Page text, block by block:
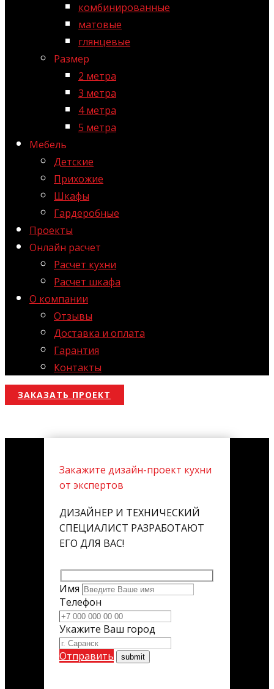
комбинированные
матовые
глянцевые
Размер
2 метра
3 метра
4 метра
5 метра
Мебель
Детские
Прихожие
Шкафы
Гардеробные
Проекты
Онлайн расчет
Расчет кухни
Расчет шкафа
О компании
Отзывы
Доставка и оплата
Гарантия
Контакты
ЗАКАЗАТЬ ПРОЕКТ
Закажите дизайн-проект кухни
от экспертов
ДИЗАЙНЕР И ТЕХНИЧЕСКИЙ
СПЕЦИАЛИСТ РАЗРАБОТАЮТ
ЕГО ДЛЯ ВАС!
Имя
Телефон
Укажите Ваш город
Отправить